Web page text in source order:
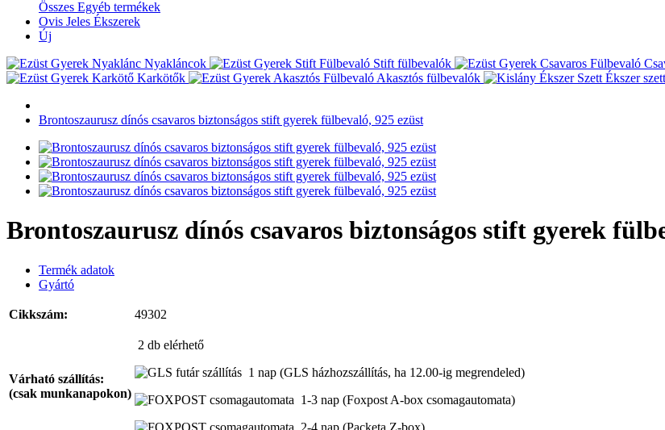
Összes Egyéb termékek
Ovis Jeles Ékszerek
Új
Nyakláncok
Stift fülbevalók
Karkötők
Akasztós fülbevalók Ékszer
Brontoszaurusz dínós csavaros biztonságos stift gyerek fülbevaló, 925 ezüst
Brontoszaurusz dínós csavaros biztonságos stift gyerek
Termék adatok
Gyártó
Cikkszám: 49302
Várható szállítás:
(csak munkanapokon)
2 db elérhető
1 nap (GLS házhozszállítás, ha 12.00-ig megrendeled)
1-3 nap (Foxpost A-box csomagautomata)
2-4 nap (Packeta Z-box)